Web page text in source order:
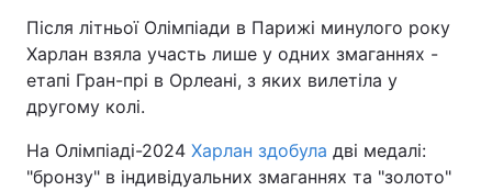
Після літньої Олімпіади в Парижі минулого року
Харлан взяла участь лише у одних змаганнях -
етапі Гран-прі в Орлеані, з яких вилетіла у
другому колі.
На Олімпіаді-2024 Харлан здобула дві медалі:
"бронзу" в індивідуальних змаганнях та "золото"